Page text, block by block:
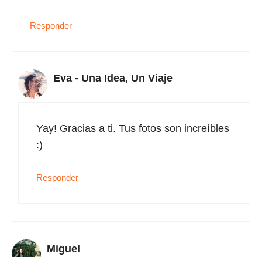
Responder
Eva - Una Idea, Un Viaje
Yay! Gracias a ti. Tus fotos son increíbles
:)
Responder
Miguel